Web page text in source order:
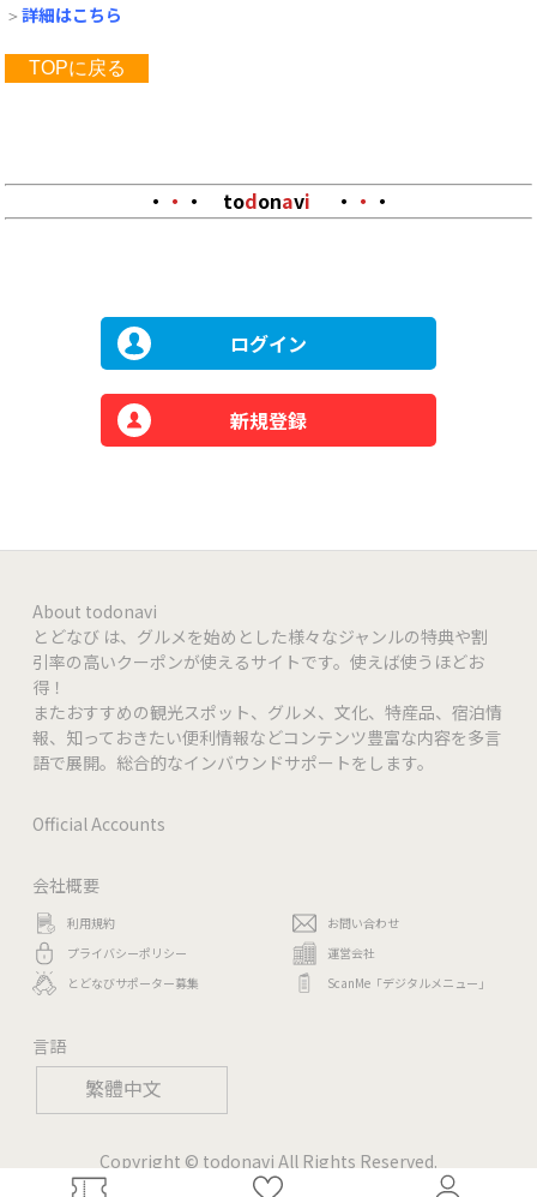
繁體中文
＞詳細はこちら
TOPに戻る
・ ・ ・ todonavi ・ ・ ・
ログイン
新規登録
About todonavi
とどなび は、グルメを始めとした様々なジャンルの特典や割
引率の高いクーポンが使えるサイトです。使えば使うほどお
得！
またおすすめの観光スポット、グルメ、文化、特産品、宿泊情
報、知っておきたい便利情報などコンテンツ豊富な内容を多言
語で展開。総合的なインバウンドサポートをします。
Official Accounts
会社概要
利用規約
プライバシーポリシー
とどなびサポーター募集
お問い合わせ
運営会社
ScanMe「デジタルメニュー」
言語
Copyright © todonavi All Rights Reserved.